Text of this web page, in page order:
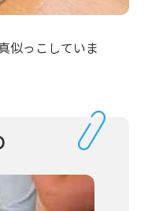
似っこしていま